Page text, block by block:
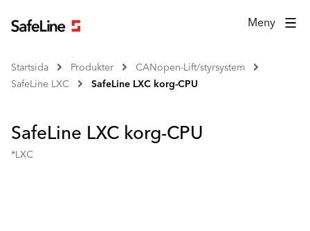
Meny
Startsida Produkter
CANopen-Lift/styrsystem
SafeLine LXC
SafeLine LXC korg-CPU
SafeLine LXC korg-CPU
*LXC